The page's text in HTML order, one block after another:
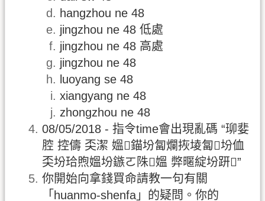
hangzhou ne 48
jingzhou ne 48 低處
jingzhou ne 48 高處
jingzhou ne 48
luoyang se 48
xiangyang ne 48
zhongzhou ne 48
08/05/2018 - 指令time會出現亂碼 “珋婓
腔 控儔 奀潔 媼錨坋匐爛拻堎匐坋侐
奀坋珨煦媼坋鏃ㄛ陎媼 弊暱綻坋趼”
你開始向拿錢買命請教一句有關
「huanmo-shenfa」的疑問。你的